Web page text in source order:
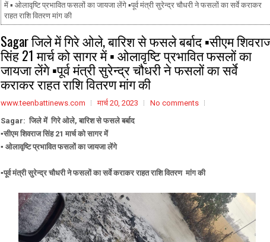
में ▪️ ओलावृष्टि प्रभावित फसलों का जायजा लेंगे ▪️पूर्व मंत्री सुरेन्द्र चौधरी ने फसलों का सर्वे कराकर
राहत राशि वितरण मांग की
Sagar जिले में गिरे ओले, बारिश से फसले बर्बाद ▪️सीएम
सिंह 21 मार्च को सागर में ▪️ ओलावृष्टि प्रभावित फसलों का
जायजा लेंगे ▪️पूर्व मंत्री सुरेन्द्र चौधरी ने फसलों का सर्वे
कराकर राहत राशि वितरण मांग की
www.teenbattinews.com मार्च 20, 2023
No comments
Sagar: जिले में गिरे ओले, बारिश से फसले बर्बाद
▪️सीएम शिवराज सिंह 21 मार्च को सागर में
▪️ ओलावृष्टि प्रभावित फसलों का जायजा लेंगे
▪️पूर्व मंत्री सुरेन्द्र चौधरी ने फसलों का सर्वे कराकर राहत राशि वितरण मांग की